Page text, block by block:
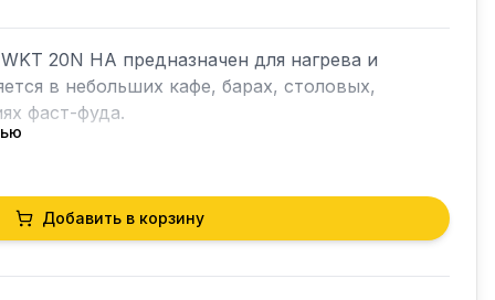
20N HA предназначен для нагрева и
в небольших кафе, барах, столовых,
фаст-фуда.
стали CrNi 18-9
материала
для наливания воды предотвращает
Добавить в корзину